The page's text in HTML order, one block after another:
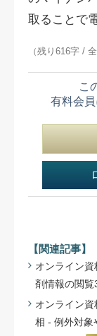
取ることで
（残り616字 / 全
こ
有料会
【関連記事】
オンライン
剤情報の閲
オンライン
相 - 例外対象